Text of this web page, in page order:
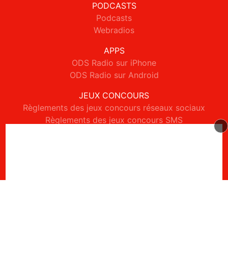
PODCASTS
Podcasts
Webradios
APPS
ODS Radio sur iPhone
ODS Radio sur Android
JEUX CONCOURS
Règlements des jeux concours réseaux sociaux
Règlements des jeux concours SMS